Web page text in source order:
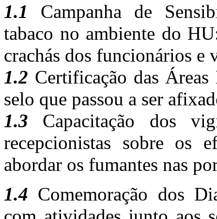
1.1 Campanha de
tabaco no ambiente do
crachás dos funcionários e
1.2 Certificação das
selo que passou a ser
1.3 Capacitação dos
recepcionistas sobre os
abordar os fumantes nas
1.4 Comemoração dos